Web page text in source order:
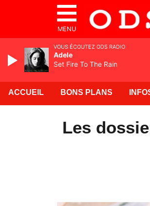
MENU
ACCUEIL BONS PLANS
Les
VOUS ÉCOUTEZ ODS RADIO
Adele
Set Fire To The Rain